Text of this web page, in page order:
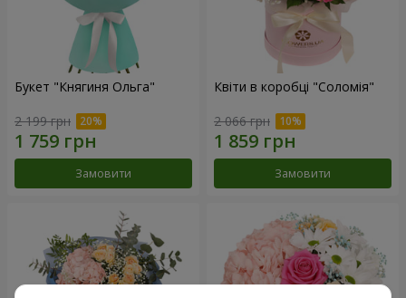
Букет "Княгиня Ольга"
2 199 грн
Замовити
Квіти в коробці "Соломія"
2 066 грн
Замовити